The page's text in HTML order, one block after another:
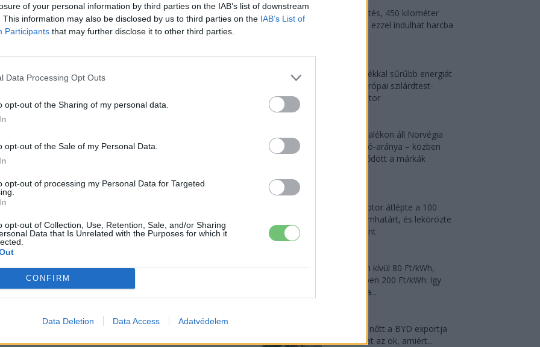
of your personal information by third parties on the IAB’s list of downstream
This information may also be disclosed by us to third parties on the IAB’s List of
Participants that may further disclose it to other third parties.
Data Processing Opt Outs
opt-out of the Sharing of my personal data.
opt-out of the Sale of my Personal Data.
opt-out of processing my Personal Data for Targeted
opt-out of Collection, Use, Retention, Sale, and/or Sharing
Data that Is Unrelated with the Purposes for which it
CONFIRM
Data Deletion Data Access Adatvédelem
ingyenes parkolászöld
körű, hanemregisztrációhoz, zónákhoz vagy
a parkolás kezdetét fel kell tüntetni.
tisztán elektromos autóval rendelkező helyi
9 perc töltés, 450 kilométer
hatótáv – ezzel indulhat harcba
25 százalékkal sűrűbb energiát
rejt az európai szilárdtest-
akkumulátor
97,6 százalékon áll Norvégia
villanyautó-aránya – közben
átrendeződött a márkák
A Leapmotor átlépte a 100
ezres álomhatárt, és lekörözte
a Changant
Csúcsidőn kívül 80 Ft/kWh,
csúcsidőben 200 Ft/kWh: így
alakul át a...
124%-kal nőtt a BYD exportja
— ez lehet az ok, amiért...